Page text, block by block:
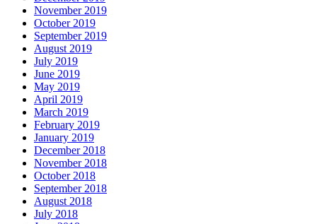
November 2019
October 2019
September 2019
August 2019
July 2019
June 2019
May 2019
April 2019
March 2019
February 2019
January 2019
December 2018
November 2018
October 2018
September 2018
August 2018
July 2018